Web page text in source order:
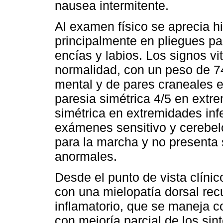
nausea intermitente.
Al examen físico se aprecia
principalmente en pliegues
encías y labios. Los signos
normalidad, con un peso de
mental y de pares craneales
paresia simétrica 4/5 en
simétrica en extremidades
exámenes sensitivo y
para la marcha y no
anormales.
Desde el punto de vista
con una mielopatía dorsal
inflamatorio, que se maneja